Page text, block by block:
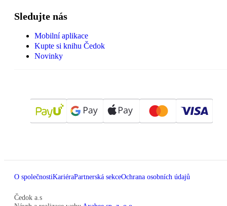
Sledujte nás
Mobilní aplikace
Kupte si knihu Čedok
Novinky
O společnostiKariéraPartnerská sekceOchrana osobních údajů
Čedok a.s